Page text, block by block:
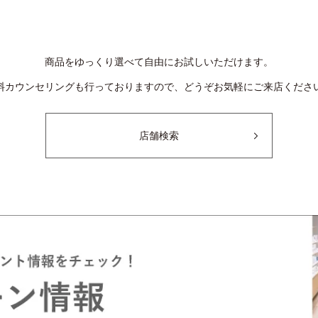
商品をゆっくり選べて自由にお試しいただけます。
カウンセリングも行っておりますので、
どうぞお気軽にご来店くださ
店舗検索